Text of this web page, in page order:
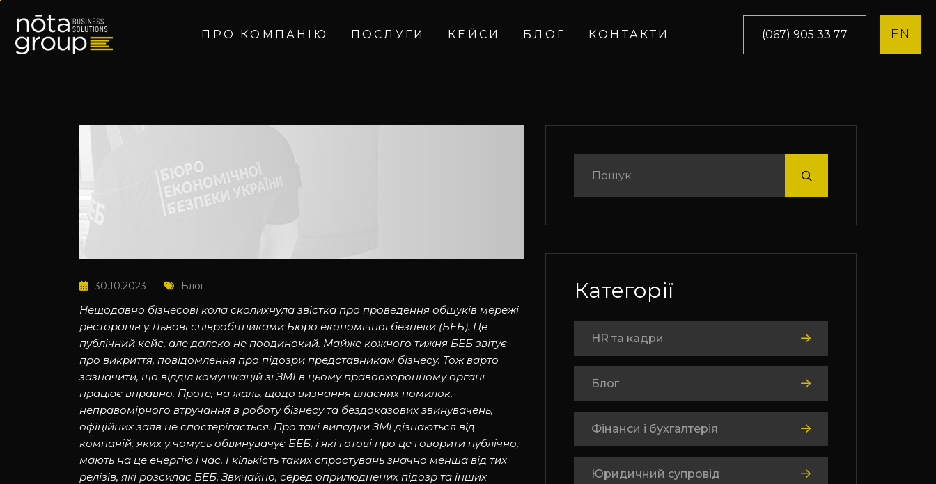
ПРО КОМПАНІЮ ПОСЛУГИ КЕЙСИ БЛОГ КОНТАКТИ (067) 905 33 77 EN
30.10.2023 Блог
Нещодавно бізнесові кола сколихнула звістка про проведення обшуків мережі
ресторанів у Львові співробітниками Бюро економічної безпеки (БЕБ). Це
публічний кейс, але далеко не поодинокий. Майже кожного тижня БЕБ звітує
про викриття, повідомлення про підозри представникам бізнесу. Тож варто
зазначити, що відділ комунікацій зі ЗМІ в цьому правоохоронному органі
працює вправно. Проте, на жаль, щодо визнання власних помилок,
неправомірного втручання в роботу бізнесу та бездоказових звинувачень,
офіційних заяв не спостерігається. Про такі випадки ЗМІ дізнаються від
компаній, яких у чомусь обвинувачує БЕБ, і які готові про це говорити публічно,
мають на це енергію і час. І кількість таких спростувань значно менша від тих
релізів, які розсилає БЕБ. Звичайно, серед оприлюднених підозр та інших
Категорії
HR та кадри
Блог
Фінанси і бухгалтерія
Юридичний супровід